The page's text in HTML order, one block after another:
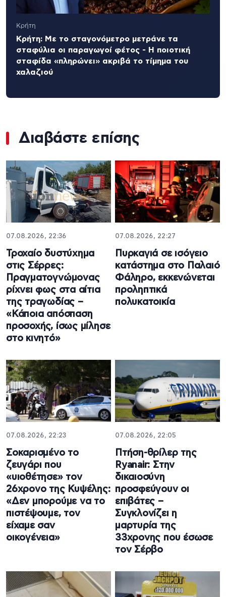
Κρήτη
Κρήτη: Με το σταγονόμετρο μετράνε τα
σταφύλια οι παραγωγοί φέτος - Η ποιοτική
σταφίδα «πληρώνει» ακριβά το τίμημα του
χαλαζιού
Διαβάστε επίσης
07.08.2026, 22:36
Τροχαίο δυστύχημα
στις Σέρρες:
Πραγματογνώμονας
ρίχνει φως στα αίτια
της τραγωδίας –
«Κάποια απόσπαση
προσοχής, ίσως μίλησε
στο κινητό»
07.08.2026, 22:27
Πυρκαγιά σε ισόγειο
κατάστημα στο Παλαιό
Φάληρο, εκκενώνεται
προληπτικά
πολυκατοικία
07.08.2026, 22:23
Σοκαρισμένο το
ζευγάρι που
«υιοθέτησε» τον
26χρονο της Κυψέλης:
«Δεν μπορούμε να το
πιστέψουμε, τον
είχαμε σαν
οικογένεια»
07.08.2026, 22:05
Πτήση-θρίλερ της
Ryanair: Στην
δικαιοσύνη
προσφεύγουν οι
επιβάτες –
Συγκλονίζει η
μαρτυρία της
33χρονης που έσωσε
τον Σέρβο